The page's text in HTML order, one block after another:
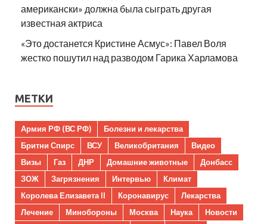
американски» должна была сыграть другая
известная актриса
«Это достанется Кристине Асмус»: Павел Воля
жестко пошутил над разводом Гарика Харламова
МЕТКИ
Армия РФ (ВС РФ)
Болезни и лекарства
Бритни Спирс
ВСУ Великобритания
Видео
Визы
Газ ДНР Домашние животные
Донбасс
ЗОЖ
Загрязнения Интервью
Климат
Королева Елизавета II
Коронавирус
Лекарства
Лечение
Минобороны Москва Наука
Новости